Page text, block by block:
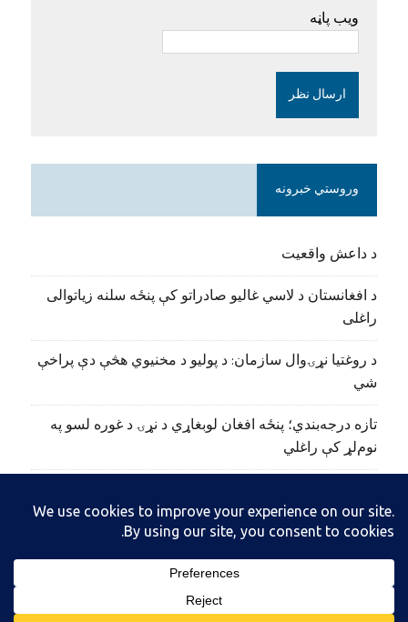
ویب پاڼه
وروستي خبرونه
د داعش واقعیت
د افغانستان د لاسي غالیو صادراتو کې پنځه سلنه زیاتوالی
راغلی
د روغتیا نړۍوال سازمان: د پولیو د مخنیوي هڅې دې پراخې
شي
تازه درجه‌بندي؛ پنځه افغان لوبغاړي د نړۍ د غوره لسو په
نوم‌لړ کې راغلي